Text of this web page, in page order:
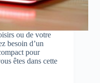
ou de votre
besoin d’un
pour
êtes dans cette